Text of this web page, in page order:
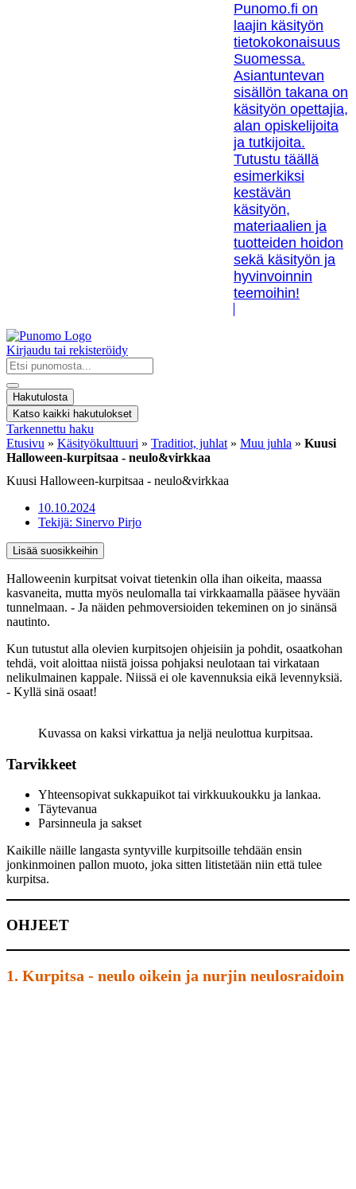
Punomo.fi on
laajin käsityön
tietokokonaisuus
Suomessa.
Asiantuntevan
sisällön takana on
käsityön opettajia,
alan opiskelijoita
ja tutkijoita.
Tutustu täällä
esimerkiksi
kestävän
käsityön,
materiaalien ja
tuotteiden hoidon
sekä käsityön ja
hyvinvoinnin
teemoihin!
Kirjaudu tai rekisteröidy
Search
...
Hakutulosta
Katso kaikki hakutulokset
Tarkennettu haku
Etusivu » Käsityökulttuuri » Traditiot, juhlat » Muu juhla » Kuusi
Halloween-kurpitsaa - neulo&virkkaa
Kuusi Halloween-kurpitsaa - neulo&virkkaa
10.10.2024
Tekijä: Sinervo Pirjo
Lisää suosikkeihin
Halloweenin kurpitsat voivat tietenkin olla ihan oikeita, maassa
kasvaneita, mutta myös neulomalla tai virkkaamalla pääsee hyvään
tunnelmaan. - Ja näiden pehmoversioiden tekeminen on jo sinänsä
nautinto.
Kun tutustut alla olevien kurpitsojen ohjeisiin ja pohdit, osaatkohan
tehdä, voit aloittaa niistä joissa pohjaksi neulotaan tai virkataan
nelikulmainen kappale. Niissä ei ole kavennuksia eikä levennyksiä.
- Kyllä sinä osaat!
Kuvassa on kaksi virkattua ja neljä neulottua kurpitsaa.
Tarvikkeet
Yhteensopivat sukkapuikot tai virkkuukoukku ja lankaa.
Täytevanua
Parsinneula ja sakset
Kaikille näille langasta syntyville kurpitsoille tehdään ensin
jonkinmoinen pallon muoto, joka sitten litistetään niin että tulee
kurpitsa.
OHJEET
1. Kurpitsa - neulo oikein ja nurjin neulosraidoin